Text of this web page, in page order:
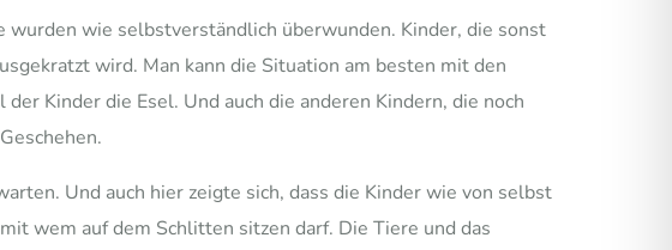
wie selbstverständlich überwunden. Kinder, die sonst
wird. Man kann die Situation am besten mit den
Kinder die Esel. Und auch die anderen Kindern, die noch
Und auch hier zeigte sich, dass die Kinder wie von selbst
wem auf dem Schlitten sitzen darf. Die Tiere und das